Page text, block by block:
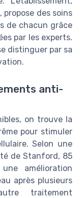
des soins
de chacun grâce
par les experts.
distinguer par sa
anti-
on trouve la
pour stimuler
Selon une
de Stanford, 85
amélioration
après plusieurs
traitement